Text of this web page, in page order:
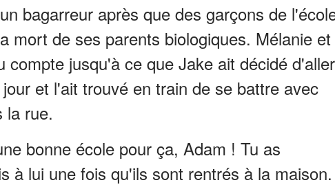
bagarreur après que des garçons de
mort de ses parents biologiques. Mélanie et
compte jusqu'à ce que Jake ait décidé d'aller
et l'ait trouvé en train de se battre avec
la rue.
bonne école pour ça, Adam ! Tu as
à lui une fois qu'ils sont rentrés à la maison.